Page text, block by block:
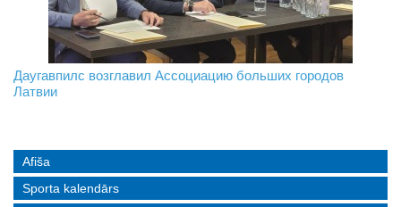
На границе с Беларусью ждут усиления
Даугавпилс возглавил Ассоциацию больших городов
Латвии
Инвалидность — не приговор: «Mediastrims» расскажет
реальные истории людей с ограниченными возможностями
Afiša
Sporta kalendārs